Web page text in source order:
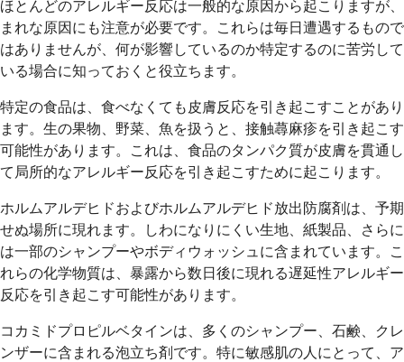
ほとんどのアレルギー反応は一般的な原因から起こりますが、
まれな原因にも注意が必要です。これらは毎日遭遇するもので
はありませんが、何が影響しているのか特定するのに苦労して
いる場合に知っておくと役立ちます。
特定の食品は、食べなくても皮膚反応を引き起こすことがあり
ます。生​​の果物、野菜、魚を扱うと、接触蕁麻疹を引き起こす
可能性があります。これは、食品のタンパク質が皮膚を貫通し
て局所的なアレルギー反応を引き起こすために起こります。
ホルムアルデヒドおよびホルムアルデヒド放出防腐剤は、予期
せぬ場所に現れます。しわになりにくい生地、紙製品、さらに
は一部のシャンプーやボディウォッシュに含まれています。こ
れらの化学物質は、暴露から数日後に現れる遅延性アレルギー
反応を引き起こす可能性があります。
コカミドプロピルベタインは、多くのシャンプー、石鹸、クレ
ンザーに含まれる泡立ち剤です。特に敏感肌の人にとって、ア